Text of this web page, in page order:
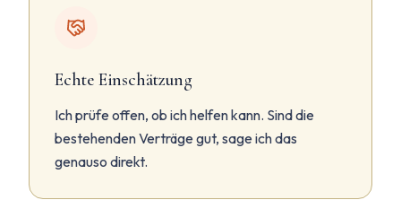
Echte Einschätzung
Ich prüfe offen, ob ich helfen kann. Sind die
bestehenden Verträge gut, sage ich das
genauso direkt.